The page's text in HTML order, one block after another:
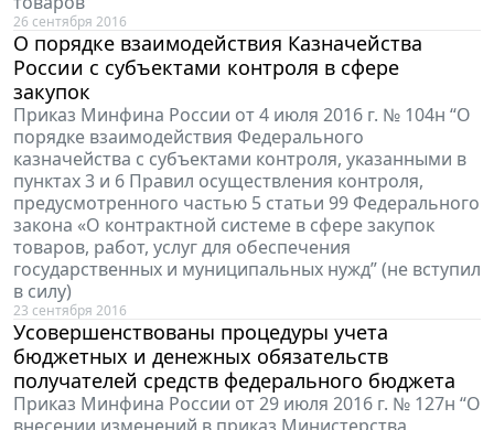
26 сентября 2016
О порядке взаимодействия Казначейства
России с субъектами контроля в сфере
закупок
Приказ Минфина России от 4 июля 2016 г. № 104н “О
порядке взаимодействия Федерального
казначейства с субъектами контроля, указанными в
пунктах 3 и 6 Правил осуществления контроля,
предусмотренного частью 5 статьи 99 Федерального
закона «О контрактной системе в сфере закупок
товаров, работ, услуг для обеспечения
государственных и муниципальных нужд” (не вступил
в силу)
23 сентября 2016
Усовершенствованы процедуры учета
бюджетных и денежных обязательств
получателей средств федерального бюджета
Приказ Минфина России от 29 июля 2016 г. № 127н “О